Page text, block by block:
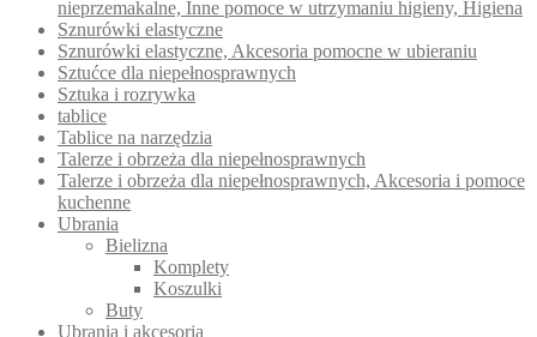
nieprzemakalne, Inne pomoce w utrzymaniu higieny, Higiena
Sznurówki elastyczne
Sznurówki elastyczne, Akcesoria pomocne w ubieraniu
Sztućce dla niepełnosprawnych
Sztuka i rozrywka
tablice
Tablice na narzędzia
Talerze i obrzeża dla niepełnosprawnych
Talerze i obrzeża dla niepełnosprawnych, Akcesoria i pomoce
kuchenne
Ubrania
Bielizna
Komplety
Koszulki
Buty
Ubrania i akcesoria